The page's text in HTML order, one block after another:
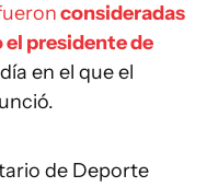
consideradas
presidente de
en el que el
de Deporte